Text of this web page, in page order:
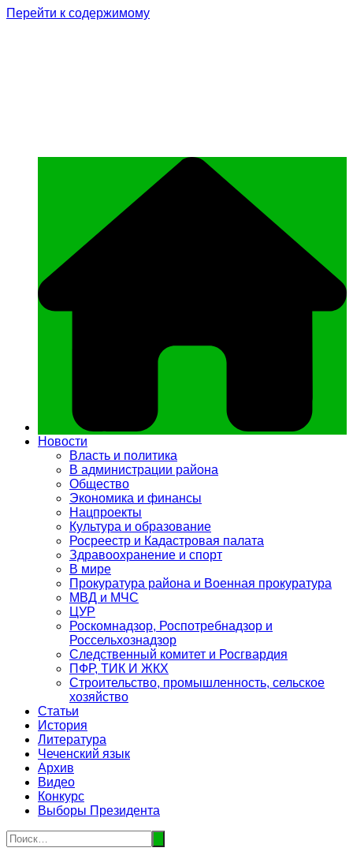
Перейти к содержимому
Новости
Власть и политика
В администрации района
Общество
Экономика и финансы
Нацпроекты
Культура и образование
Росреестр и Кадастровая палата
Здравоохранение и спорт
В мире
Прокуратура района и Военная прокуратура
МВД и МЧС
ЦУР
Роскомнадзор, Роспотребнадзор и
Россельхознадзор
Следственный комитет и Росгвардия
ПФР, ТИК И ЖКХ
Строительство, промышленность, сельское
хозяйство
Статьи
История
Литература
Чеченский язык
Архив
Видео
Конкурс
Выборы Президента